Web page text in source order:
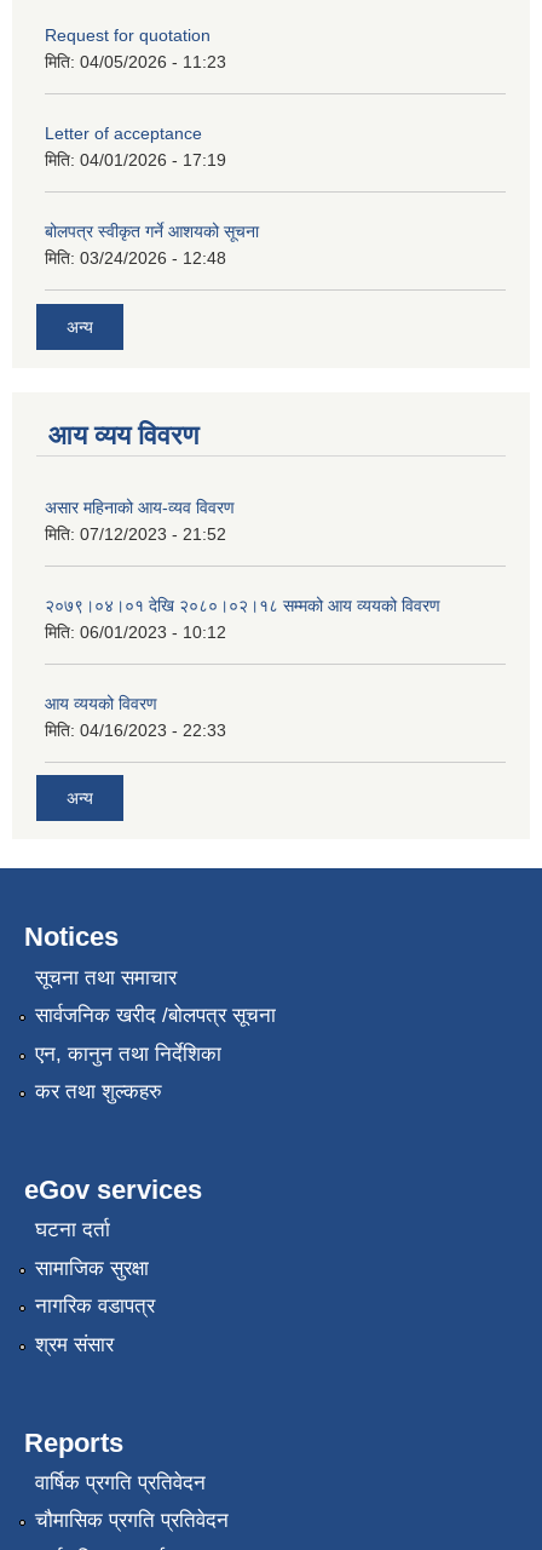
Request for quotation
मिति: 04/05/2026 - 11:23
Letter of acceptance
मिति: 04/01/2026 - 17:19
बोलपत्र स्वीकृत गर्ने आशयको सूचना
मिति: 03/24/2026 - 12:48
अन्य
आय व्यय विवरण
असार महिनाको आय-व्यव विवरण
मिति: 07/12/2023 - 21:52
२०७९।०४।०१ देखि २०८०।०२।१८ सम्मको आय व्ययको विवरण
मिति: 06/01/2023 - 10:12
आय व्ययको विवरण
मिति: 04/16/2023 - 22:33
अन्य
Notices
सूचना तथा समाचार
सार्वजनिक खरीद /बोलपत्र सूचना
एन, कानुन तथा निर्देशिका
कर तथा शुल्कहरु
eGov services
घटना दर्ता
सामाजिक सुरक्षा
नागरिक वडापत्र
श्रम संसार
Reports
वार्षिक प्रगति प्रतिवेदन
चौमासिक प्रगति प्रतिवेदन